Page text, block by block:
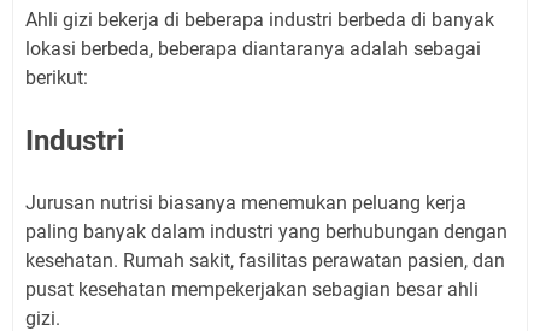
Ahli gizi bekerja di beberapa industri berbeda di banyak
lokasi berbeda, beberapa diantaranya adalah sebagai
berikut:
Industri
Jurusan nutrisi biasanya menemukan peluang kerja
paling banyak dalam industri yang berhubungan dengan
kesehatan. Rumah sakit, fasilitas perawatan pasien, dan
pusat kesehatan mempekerjakan sebagian besar ahli
gizi.